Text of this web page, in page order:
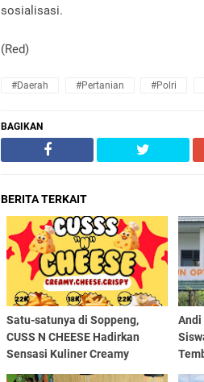
sosialisasi.
(Red)
#Daerah #Pertanian #Polri
BAGIKAN
BERITA TERKAIT
Satu-satunya di Soppeng,
CUSS N CHEESE Hadirkan
Sensasi Kuliner Creamy
Cheese Crispy
Andi